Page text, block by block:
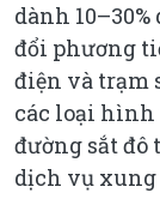
dành
đổi phương
điện và trạm
các loại hình
đường sắt đô
dịch vụ xung